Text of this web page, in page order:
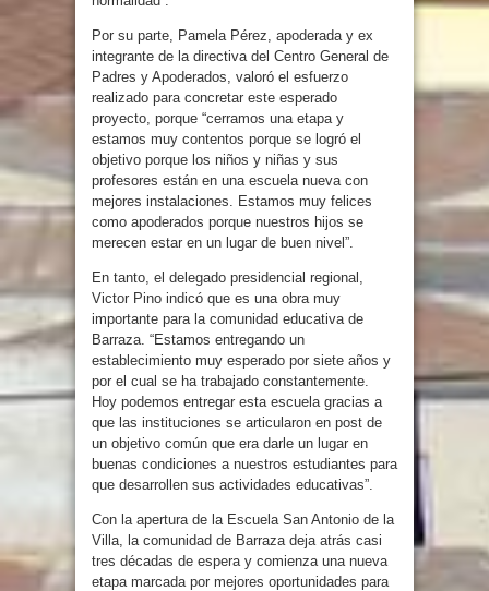
Por su parte, Pamela Pérez, apoderada y ex
integrante de la directiva del Centro General de
Padres y Apoderados, valoró el esfuerzo
realizado para concretar este esperado
proyecto, porque “cerramos una etapa y
estamos muy contentos porque se logró el
objetivo porque los niños y niñas y sus
profesores están en una escuela nueva con
mejores instalaciones. Estamos muy felices
como apoderados porque nuestros hijos se
merecen estar en un lugar de buen nivel”.
En tanto, el delegado presidencial regional,
Victor Pino indicó que es una obra muy
importante para la comunidad educativa de
Barraza. “Estamos entregando un
establecimiento muy esperado por siete años y
por el cual se ha trabajado constantemente.
Hoy podemos entregar esta escuela gracias a
que las instituciones se articularon en post de
un objetivo común que era darle un lugar en
buenas condiciones a nuestros estudiantes para
que desarrollen sus actividades educativas”.
Con la apertura de la Escuela San Antonio de la
Villa, la comunidad de Barraza deja atrás casi
tres décadas de espera y comienza una nueva
etapa marcada por mejores oportunidades para